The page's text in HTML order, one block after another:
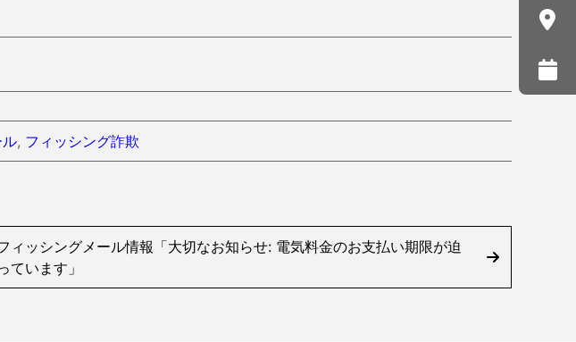
, フィッシング詐欺
ィッシングメール情報「大切なお知らせ: 電気料金のお支払い期限が迫
ています」